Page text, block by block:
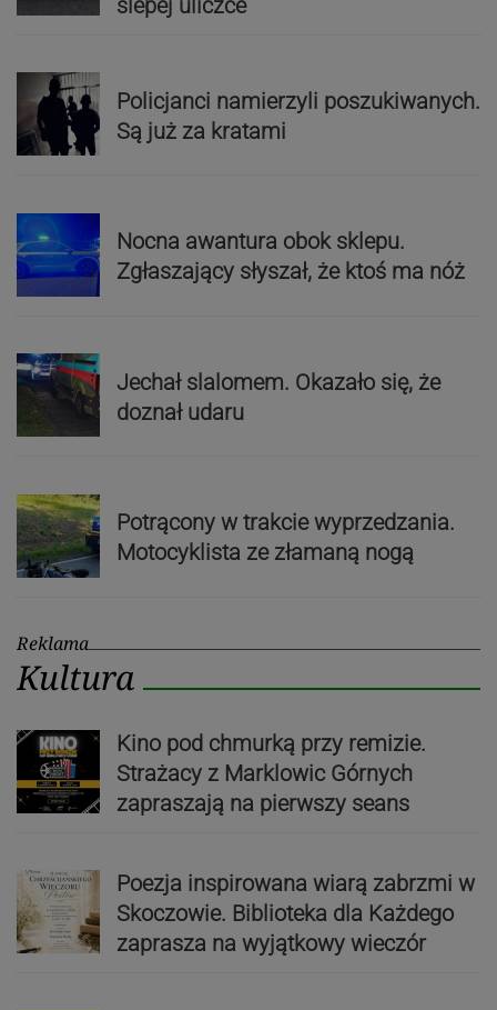
ślepej uliczce
Policjanci namierzyli poszukiwanych.
Są już za kratami
Nocna awantura obok sklepu.
Zgłaszający słyszał, że ktoś ma nóż
Jechał slalomem. Okazało się, że
doznał udaru
Potrącony w trakcie wyprzedzania.
Motocyklista ze złamaną nogą
Reklama
Kultura
Kino pod chmurką przy remizie.
Strażacy z Marklowic Górnych
zapraszają na pierwszy seans
Poezja inspirowana wiarą zabrzmi w
Skoczowie. Biblioteka dla Każdego
zaprasza na wyjątkowy wieczór